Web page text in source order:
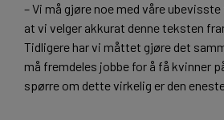
– Vi må gjøre noe med våre
at vi velger akkurat denne teksten
Tidligere har vi måttet gjøre det
må fremdeles jobbe for å få kvinner
spørre om dette virkelig er den